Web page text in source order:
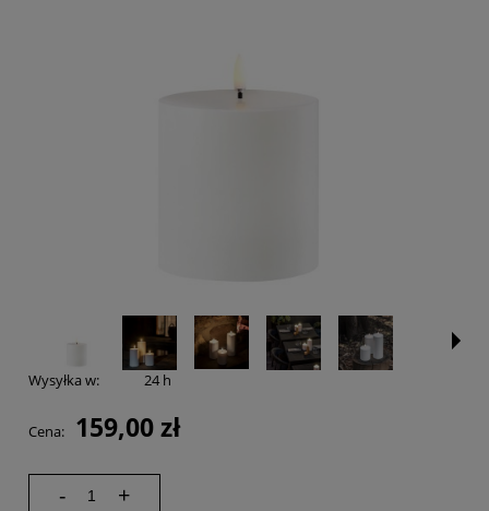
Wysyłka w: 24 h
Cena: 159,00 zł
- +